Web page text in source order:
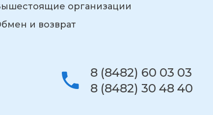
организации
и возврат
8 (8482) 60 03 03
8 (8482) 30 48 40